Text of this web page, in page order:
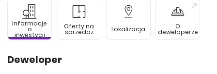
Informacje
o
inwestycji
Oferty na
sprzedaż Lokalizacja O
deweloperze
Deweloper